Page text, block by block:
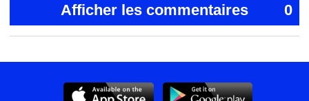
Afficher les commentaires 0